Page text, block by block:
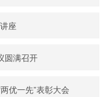
座
圆满召开
优一先”表彰大会